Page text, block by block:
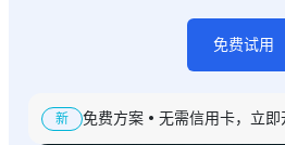
免费试用
新 免费方案 • 无需信用卡，立即